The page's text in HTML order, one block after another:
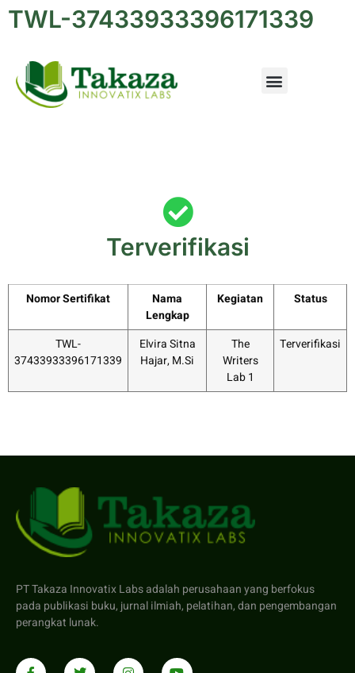
TWL-37433933396171339
Terverifikasi
Nomor Sertifikat
Nama
Lengkap
Kegiatan Status
TWL-
37433933396171339
Elvira Sitna
Hajar, M.Si
The
Writers
Lab 1
Terverifikasi
PT Takaza Innovatix Labs adalah perusahaan yang berfokus
pada publikasi buku, jurnal ilmiah, pelatihan, dan pengembangan
perangkat lunak.